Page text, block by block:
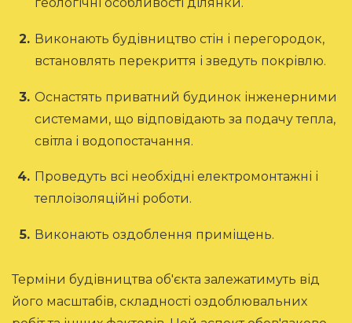
геологічні особливості ділянки.
Виконають будівництво стін і перегородок,
встановлять перекриття і зведуть покрівлю.
Оснастять приватний будинок інженерними
системами, що відповідають за подачу тепла,
світла і водопостачання.
Проведуть всі необхідні електромонтажні і
теплоізоляційні роботи.
Виконають оздоблення приміщень.
Терміни будівництва об'єкта залежатимуть від
його масштабів, складності оздоблювальних